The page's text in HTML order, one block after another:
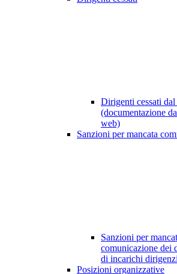
Dirigenti cessati
(documentazione
web)
Sanzioni per mancata
Sanzioni per
comunicazione dei
di incarichi
Posizioni organizzative